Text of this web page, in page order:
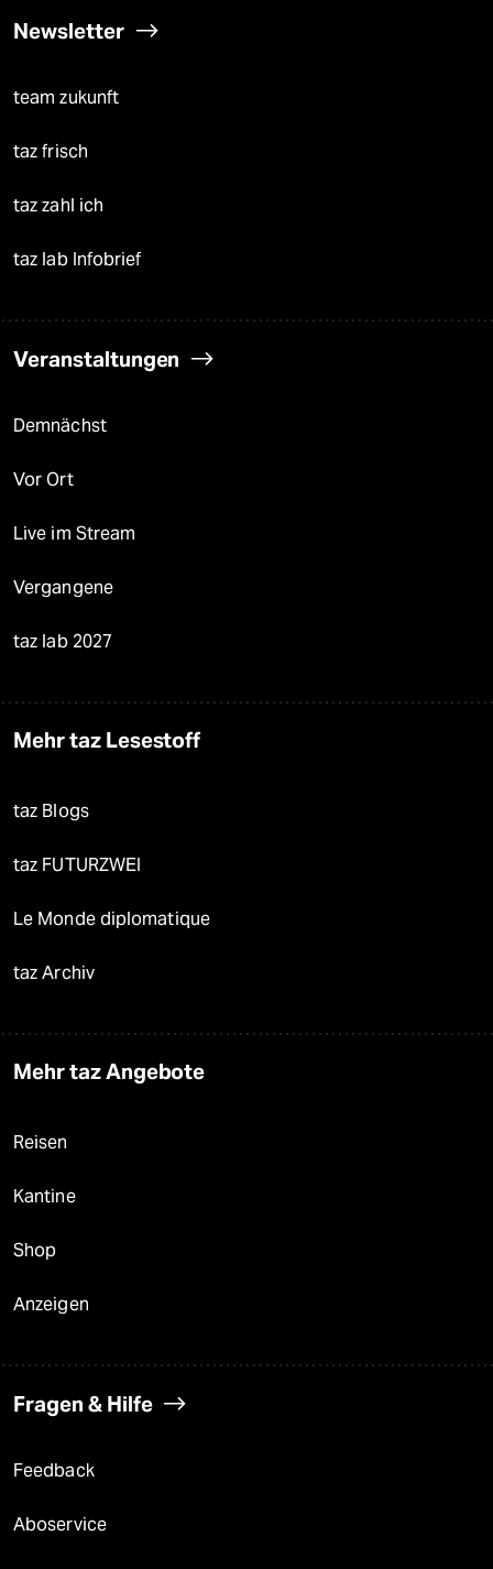
Newsletter
team zukunft
taz frisch
taz zahl ich
taz lab Infobrief
Veranstaltungen
Demnächst
Vor Ort
Live im Stream
Vergangene
taz lab 2027
Mehr taz Lesestoff
taz Blogs
taz FUTURZWEI
Le Monde diplomatique
taz Archiv
Mehr taz Angebote
Reisen
Kantine
Shop
Anzeigen
Fragen & Hilfe
Feedback
Aboservice